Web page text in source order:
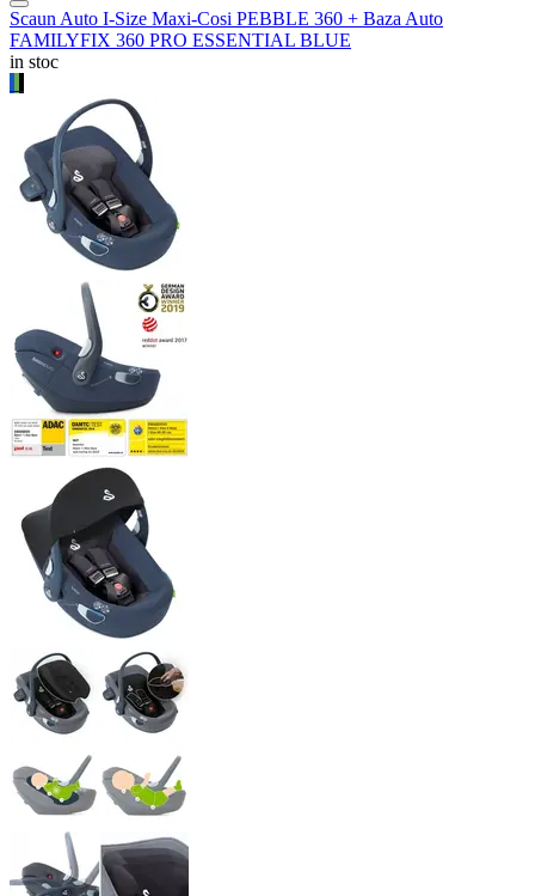
Scaun Auto I-Size Maxi-Cosi PEBBLE 360 + Baza Auto
FAMILYFIX 360 PRO ESSENTIAL BLUE
in stoc